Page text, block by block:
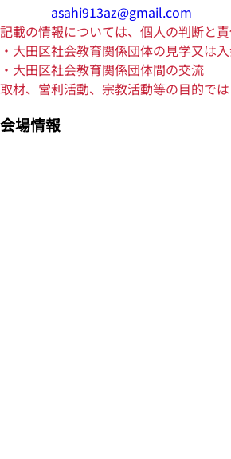
asahi913az@gmail.com
記載の情報については、個人の判断と
・大田区社会教育関係団体の見学又は
・大田区社会教育関係団体間の交流
取材、営利活動、宗教活動等の目的では
会場情報